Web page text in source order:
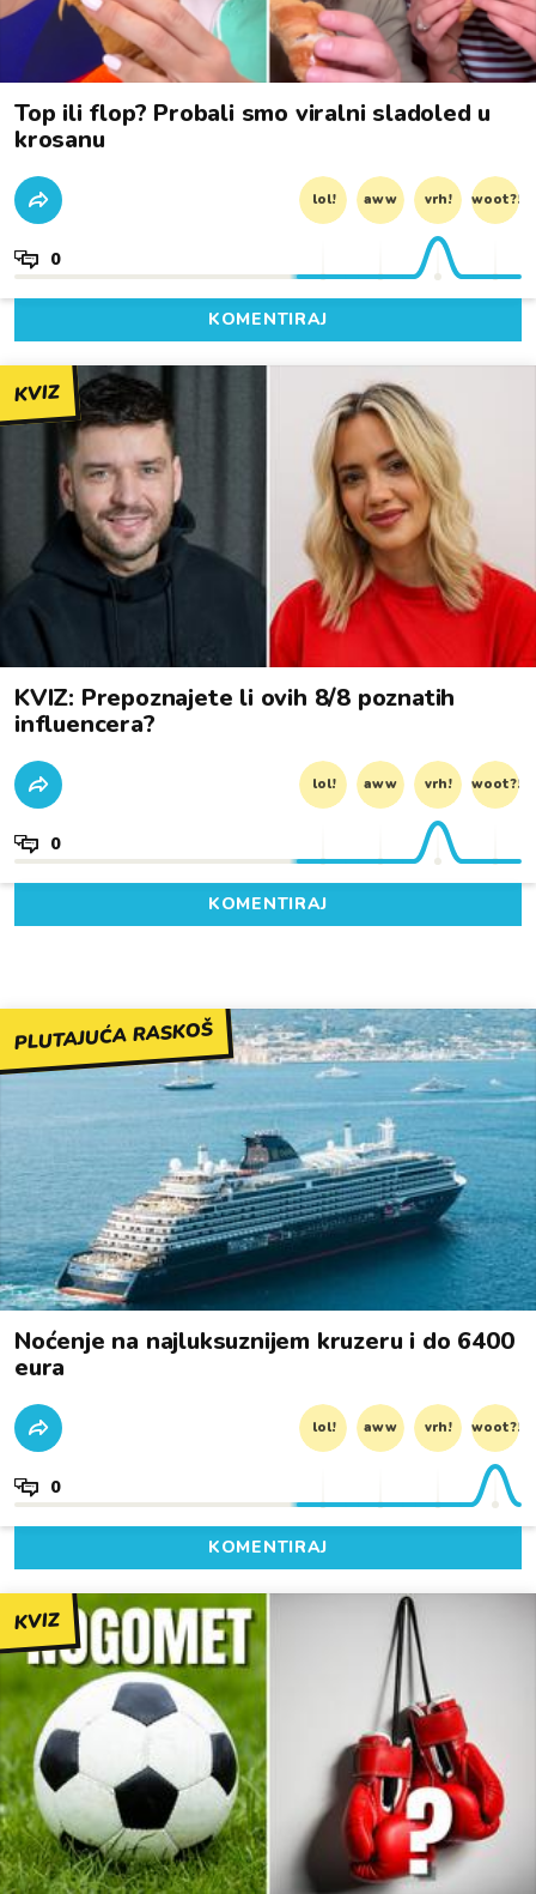
Top ili flop? Probali smo viralni sladoled u
krosanu
lol! aww vrh! woot?!
0
KOMENTIRAJ
KVIZ
KVIZ: Prepoznajete li ovih 8/8 poznatih
influencera?
lol! aww vrh! woot?!
0
KOMENTIRAJ
PLUTAJUĆA RASKOŠ
Noćenje na najluksuznijem kruzeru i do 6400
eura
lol! aww vrh! woot?!
0
KOMENTIRAJ
KVIZ